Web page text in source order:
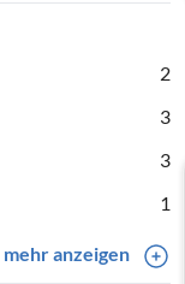
2
3
3
1
mehr anzeigen